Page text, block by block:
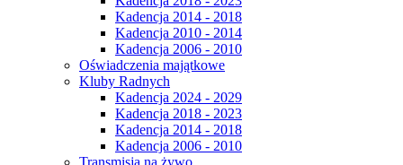
Kadencja 2014 - 2018
Kadencja 2010 - 2014
Kadencja 2006 - 2010
Oświadczenia majątkowe
Kluby Radnych
Kadencja 2024 - 2029
Kadencja 2018 - 2023
Kadencja 2014 - 2018
Kadencja 2006 - 2010
Transmisja na żywo